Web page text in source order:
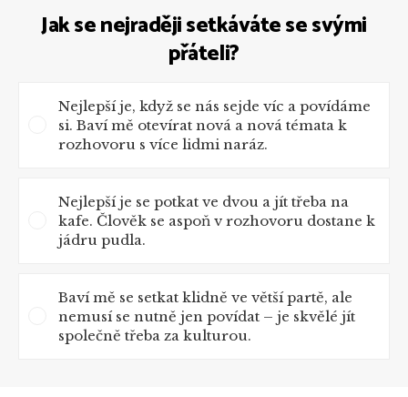
Jak se nejraději setkáváte se svými
přáteli?
Nejlepší je, když se nás sejde víc a povídáme
si. Baví mě otevírat nová a nová témata k
rozhovoru s více lidmi naráz.
Nejlepší je se potkat ve dvou a jít třeba na
kafe. Člověk se aspoň v rozhovoru dostane k
jádru pudla.
Baví mě se setkat klidně ve větší partě, ale
nemusí se nutně jen povídat – je skvělé jít
společně třeba za kulturou.